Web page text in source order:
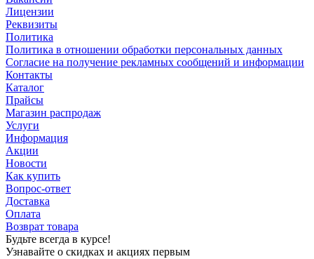
Лицензии
Реквизиты
Политика
Политика в отношении обработки персональных данных
Согласие на получение рекламных сообщений и информации
Контакты
Каталог
Прайсы
Магазин распродаж
Услуги
Информация
Акции
Новости
Как купить
Вопрос-ответ
Доставка
Оплата
Возврат товара
Будьте всегда в курсе!
Узнавайте о скидках и акциях первым